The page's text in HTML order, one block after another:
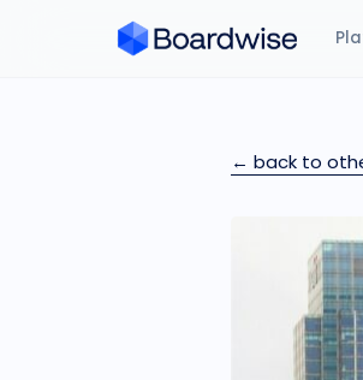
← back to